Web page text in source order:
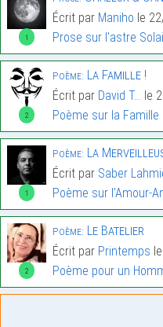
1
Écrit par Maniho le
Prose sur l'astre
2
Poème: La Famille !
Écrit par David T... le
Poème sur la Famille
1
Poème: La
Écrit par Saber
Poème sur l'Amour-
2
Poème: Le Batelier
Écrit par Printemps
Poème pour un